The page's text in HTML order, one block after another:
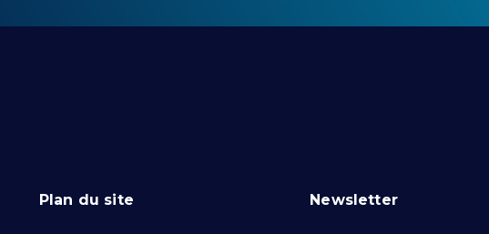
Plan du site Newsletter